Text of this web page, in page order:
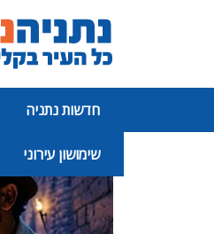
חדשות נתניה
שימושון עירוני
פרסומת